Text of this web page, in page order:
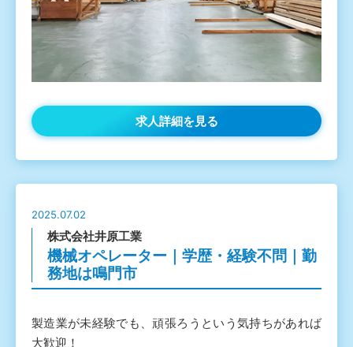
求人詳細を見る
2025.07.02
株式会社井原工業
機械オペレーター｜学歴・経験不問｜勤
務地は鳴門市
製造業が未経験でも、頑張ろうという気持ちがあれば
大歓迎！